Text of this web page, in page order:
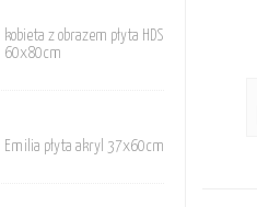
kobieta z obrazem płyta HDS
60x80cm
Emilia płyta akryl 37x60cm